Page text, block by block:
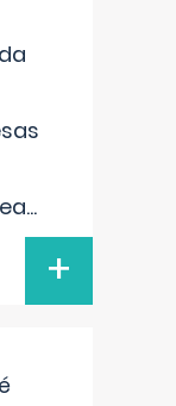
...
+